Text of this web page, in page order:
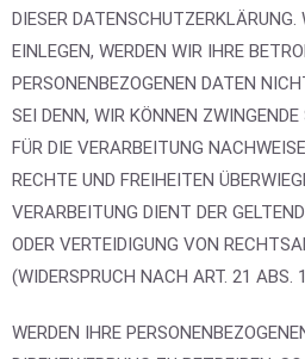
DIESER DATENSCHUTZERKLÄRUNG.
EINLEGEN, WERDEN WIR IHRE
PERSONENBEZOGENEN DATEN
SEI DENN, WIR KÖNNEN
FÜR DIE VERARBEITUNG
RECHTE UND FREIHEITEN
VERARBEITUNG DIENT DER
ODER VERTEIDIGUNG VON
(WIDERSPRUCH NACH ART. 21 ABS.
WERDEN IHRE